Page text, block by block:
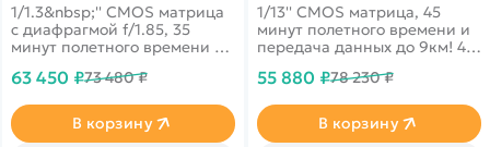
1/1.3&nbsp;'' CMOS матрица
с диафрагмой f/1.85, 35
минут полетного времени и
4k запись видео 30fps и
смартфон. Битрейт видео -
100Mbps - 200Mbps
63 450 ₽73 480 ₽
В корзину
1/13'' CMOS матрица, 45
минут полетного времени и
передача данных до 9км! 4k
трансляция 1080p на
55 880 ₽78 230 ₽
В корзину